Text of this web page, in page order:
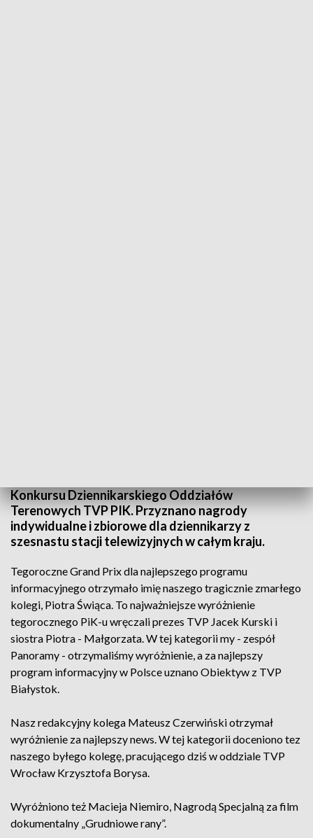
Konkursu Dziennikarskiego Oddziałów
Terenowych TVP PIK. Przyznano nagrody
indywidualne i zbiorowe dla dziennikarzy z
szesnastu stacji telewizyjnych w całym kraju.
Tegoroczne Grand Prix dla najlepszego programu
informacyjnego otrzymało imię naszego tragicznie zmarłego
kolegi, Piotra Świąca. To najważniejsze wyróżnienie
tegorocznego PiK-u wręczali prezes TVP Jacek Kurski i
siostra Piotra - Małgorzata. W tej kategorii my - zespół
Panoramy - otrzymaliśmy wyróżnienie, a za najlepszy
program informacyjny w Polsce uznano Obiektyw z TVP
Białystok.
Nasz redakcyjny kolega Mateusz Czerwiński otrzymał
wyróżnienie za najlepszy news. W tej kategorii doceniono tez
naszego byłego kolegę, pracującego dziś w oddziale TVP
Wrocław Krzysztofa Borysa.
Wyróżniono też Macieja Niemiro, Nagrodą Specjalną za film
dokumentalny „Grudniowe rany”.